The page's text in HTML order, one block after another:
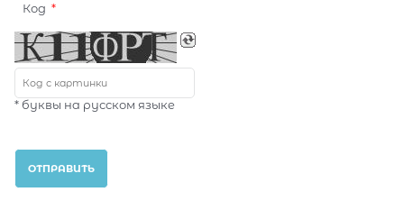
Код
* буквы на русском языке